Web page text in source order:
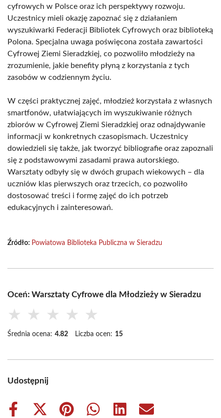
cyfrowych w Polsce oraz ich perspektywy rozwoju.
Uczestnicy mieli okazję zapoznać się z działaniem
wyszukiwarki Federacji Bibliotek Cyfrowych oraz biblioteką
Polona. Specjalna uwaga poświęcona została zawartości
Cyfrowej Ziemi Sieradzkiej, co pozwoliło młodzieży na
zrozumienie, jakie benefity płyną z korzystania z tych
zasobów w codziennym życiu.
W części praktycznej zajęć, młodzież korzystała z własnych
smartfonów, ułatwiających im wyszukiwanie różnych
zbiorów w Cyfrowej Ziemi Sieradzkiej oraz odnajdywanie
informacji w konkretnych czasopismach. Uczestnicy
dowiedzieli się także, jak tworzyć bibliografie oraz zapoznali
się z podstawowymi zasadami prawa autorskiego.
Warsztaty odbyły się w dwóch grupach wiekowych – dla
uczniów klas pierwszych oraz trzecich, co pozwoliło
dostosować treści i formę zajęć do ich potrzeb
edukacyjnych i zainteresowań.
Źródło: Powiatowa Biblioteka Publiczna w Sieradzu
Oceń: Warsztaty Cyfrowe dla Młodzieży w Sieradzu
★ ★ ★ ★ ★
Średnia ocena: 4.82 Liczba ocen: 15
Udostępnij
Share
Share
Share
Share
Share
Share